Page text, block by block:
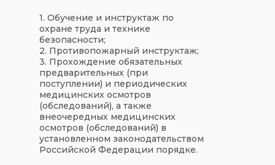
1. Обучение и инструктаж по
охране труда и технике
безопасности;
2. Противопожарный инструктаж;
3. Прохождение обязательных
предварительных (при
поступлении) и периодических
медицинских осмотров
(обследований), а также
внеочередных медицинских
осмотров (обследований) в
установленном законодательством
Российской Федерации порядке.